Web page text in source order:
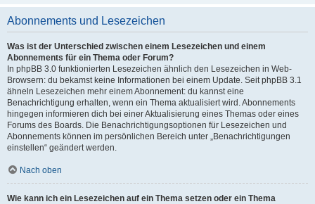
Abonnements und Lesezeichen
Was ist der Unterschied zwischen einem Lesezeichen und einem
Abonnements für ein Thema oder Forum?
In phpBB 3.0 funktionierten Lesezeichen ähnlich den Lesezeichen in Web-
Browsern: du bekamst keine Informationen bei einem Update. Seit phpBB 3.1
ähneln Lesezeichen mehr einem Abonnement: du kannst eine
Benachrichtigung erhalten, wenn ein Thema aktualisiert wird. Abonnements
hingegen informieren dich bei einer Aktualisierung eines Themas oder eines
Forums des Boards. Die Benachrichtigungsoptionen für Lesezeichen und
Abonnements können im persönlichen Bereich unter „Benachrichtigungen
einstellen“ geändert werden.
Nach oben
Wie kann ich ein Lesezeichen auf ein Thema setzen oder ein Thema